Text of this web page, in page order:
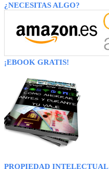
¿NECESITAS ALGO?
¡EBOOK GRATIS!
PROPIEDAD INTELECTUAL